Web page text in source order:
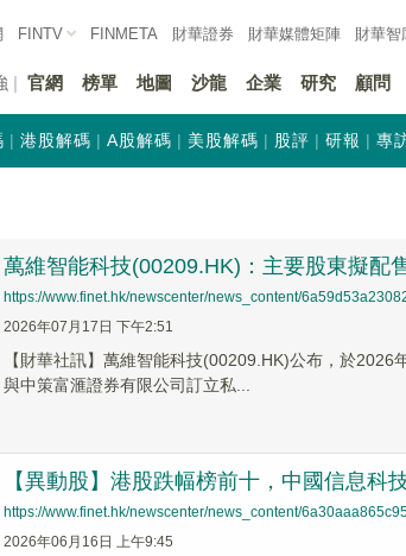
FINTV FINMETA 財華證券 財華媒體矩陣 財華智
官網 榜單 地圖 沙龍 企業 研究 顧問
港股解碼 A股解碼 美股解碼 股評 研報 專
萬維智能科技(00209.HK)：主要股東擬配
https://www.finet.hk/newscenter/news_content/
2026年07月17日 下午2:51
【財華社訊】萬維智能科技(00209.HK)公布，於
與中策富滙證券有限公司訂立私...
【異動股】港股跌幅榜前十，中國信息
https://www.finet.hk/newscenter/news_content/
2026年06月16日 上午9:45